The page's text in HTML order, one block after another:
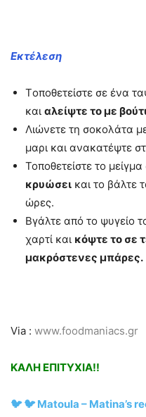
Εκτέλεση
Tοποθετείστε σε ένα
και αλείψτε το με
Λιώνετε τη σοκολάτα
μαρι και ανακατέψτε
Τοποθετείστε το
κρυώσει και το βάλτε
ώρες.
Βγάλτε από το ψυγείο
χαρτί και κόψτε το σε
μακρόστενες μπάρες.
Via : www.foodmaniacs.gr
ΚΑΛΗ ΕΠΙΤΥΧΙΑ!!
🐦 🐦 Matoula – Matina’s